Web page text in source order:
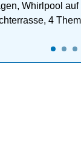
Whirlpool auf
4